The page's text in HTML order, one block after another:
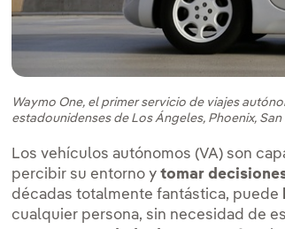
el submenú para Programa de start-
el submenú para Centros de
Waymo One, el primer servicio de viajes
estadounidenses de Los Ángeles, Phoenix,
Los vehículos autónomos (VA) son
percibir su entorno ytomar
décadas totalmente fantástica, puede
cualquier persona, sin necesidad de